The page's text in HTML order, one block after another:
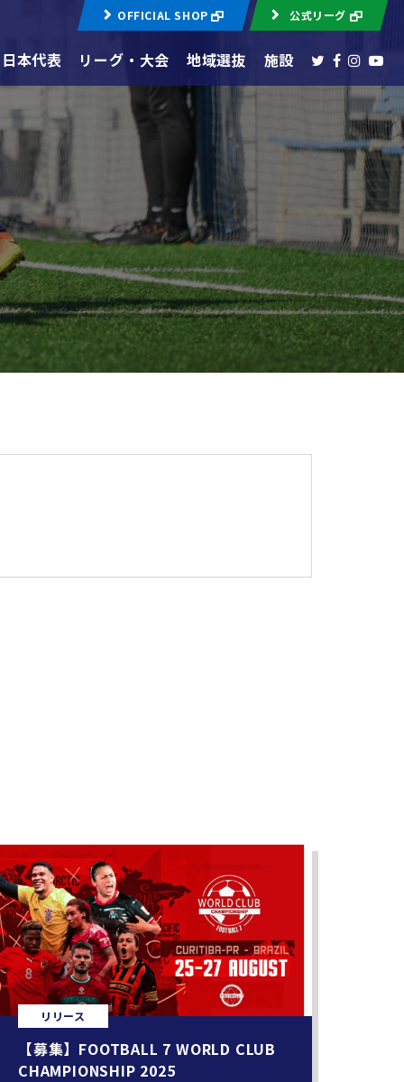
OFFICIAL SHOP 公式リーグ
日本代表 リーグ・大会 地域選抜 施設
リリース
【募集】FOOTBALL 7 WORLD CLUB
CHAMPIONSHIP 2025